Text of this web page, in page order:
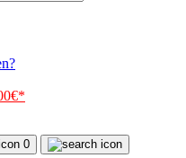
0